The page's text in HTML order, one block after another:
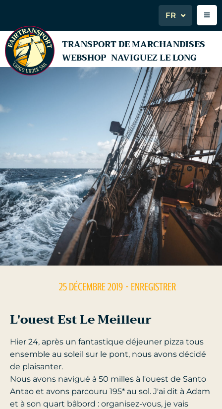
FR
TRANSPORT DE MARCHANDISES
WEBSHOP NAVIGUEZ LE LONG
25 DÉCEMBRE 2019 - ENREGISTRER
L'ouest Est Le Meilleur
Hier 24, après un fantastique déjeuner pizza tous
ensemble au soleil sur le pont, nous avons décidé
de plaisanter.
Nous avons navigué à 50 milles à l'ouest de Santo
Antao et avons parcouru 195* au sol. J'ai dit à Adam
et à son quart bâbord : organisez-vous, je vais